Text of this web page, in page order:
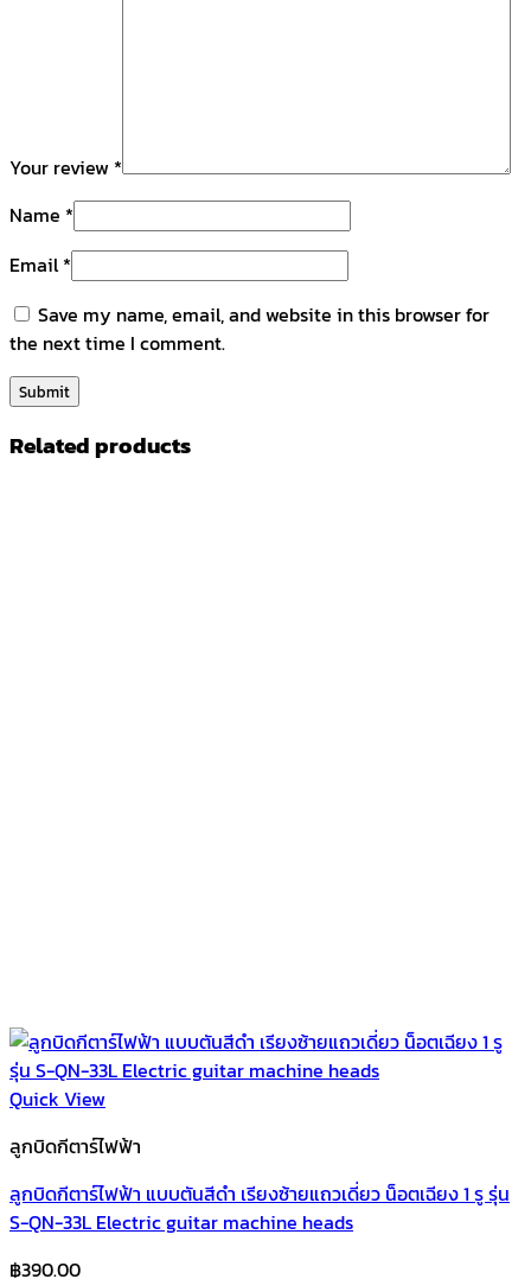
Your review *
Name *
Email*
Save my name, email, and website in this browser for
the next time I comment.
Related products
Quick View
ลูกบิดกีตาร์ไฟฟ้า
ลูกบิดกีตาร์ไฟฟ้า แบบตันสีดำ เรียงซ้ายแถวเดี่ยว น็อตเฉียง 1 รู รุ่น
S-QN-33L Electric guitar machine heads
฿390.00